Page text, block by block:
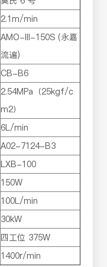
2.1m/min
AMO-III-150S (永嘉
流遍)
CB-B6
2.54MPa（25kgf/c
m2）
6L/min
A02-7124-B3
LXB-100
150W
100L/min
30kW
四工位 375W
1400r/min